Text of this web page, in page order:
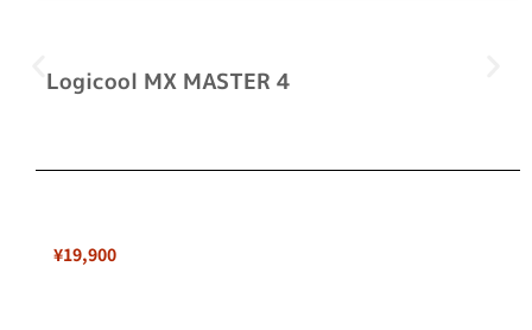
Logicool MX MASTER 4
¥19,900